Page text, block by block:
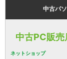
中古パ
中古PC販売
ネットショップ